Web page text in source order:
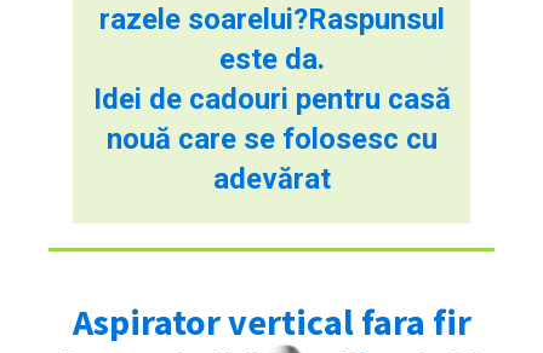
razele soarelui?Raspunsul
este da.
Idei de cadouri pentru casă
nouă care se folosesc cu
adevărat